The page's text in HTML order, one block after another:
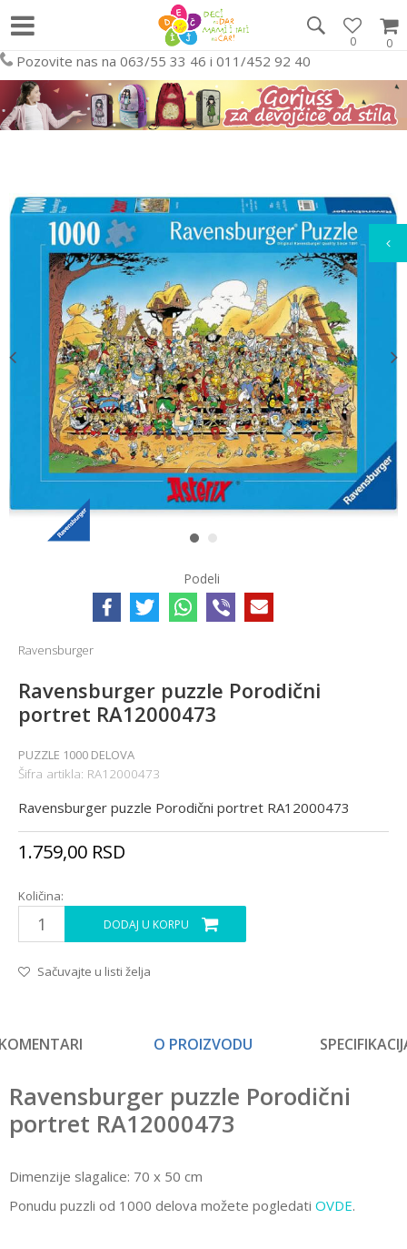
0
0
Pozovite nas na 063/55 33 46 i 011/452 92 40
1 2
Podeli
Ravensburger
Ravensburger puzzle Porodični
portret RA12000473
PUZZLE 1000 DELOVA
Šifra artikla: RA12000473
Ravensburger puzzle Porodični portret RA12000473
1.759,00 RSD
Količina:
DODAJ U KORPU
Sačuvajte u listi želja
O PROIZVODU
Ravensburger puzzle Porodični
portret RA12000473
Dimenzije slagalice: 70 x 50 cm
Ponudu puzzli od 1000 delova možete pogledati OVDE.